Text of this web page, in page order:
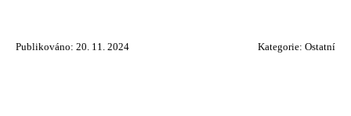
Publikováno: 20. 11. 2024 Kategorie: Ostatní